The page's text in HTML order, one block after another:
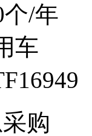
个/年
车
购